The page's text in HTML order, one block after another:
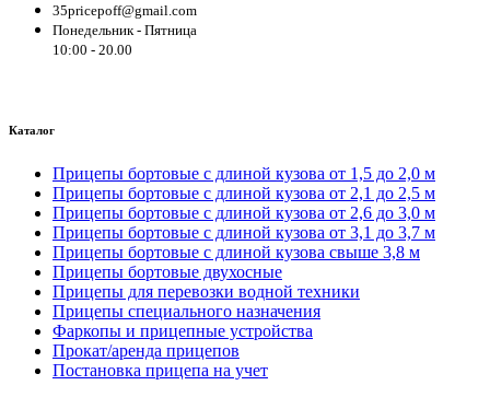
35pricepoff@gmail.com
Понедельник - Пятница
10:00 - 20.00
Каталог
Прицепы бортовые с длиной кузова от 1,5 до 2,0 м
Прицепы бортовые с длиной кузова от 2,1 до 2,5 м
Прицепы бортовые с длиной кузова от 2,6 до 3,0 м
Прицепы бортовые с длиной кузова от 3,1 до 3,7 м
Прицепы бортовые с длиной кузова свыше 3,8 м
Прицепы бортовые двухосные
Прицепы для перевозки водной техники
Прицепы специального назначения
Фаркопы и прицепные устройства
Прокат/аренда прицепов
Постановка прицепа на учет